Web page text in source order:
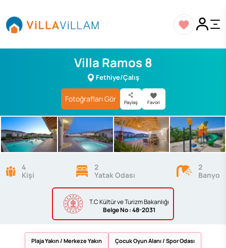
Villa Ramos 8
Fethiye/Çalış
Fotoğrafları Gör Paylaş Favori
T.C Kültür ve Turizm Bakanlığı
BelgeNo : 48-2031
4
Kişi
2
Yatak Odası
2
Banyo
Plaja Yakın / Merkeze Yakın Çocuk Oyun Alanı / Spor Odası